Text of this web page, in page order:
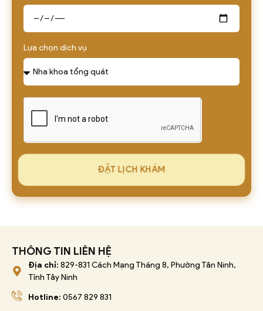
Lựa chọn dịch vụ
ĐẶT LỊCH KHÁM
THÔNG TIN LIÊN HỆ
Địa chỉ: 829-831 Cách Mạng Tháng 8, Phường Tân Ninh,
Tỉnh Tây Ninh
Hotline: 0567 829 831